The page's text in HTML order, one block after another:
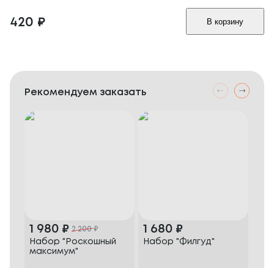
420 ₽ В корзину
Рекомендуем заказать
1 980 ₽ 2 200₽
Набор "Роскошный
максимум"
1 680 ₽
Набор "Филгуд"